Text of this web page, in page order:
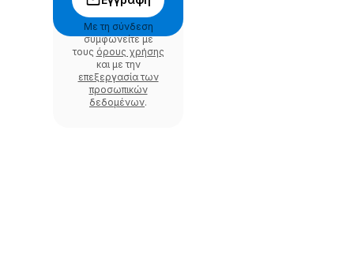
Με τη σύνδεση
συμφωνείτε με
τους όρους χρήσης
και με την
επεξεργασία των
προσωπικών
δεδομένων.